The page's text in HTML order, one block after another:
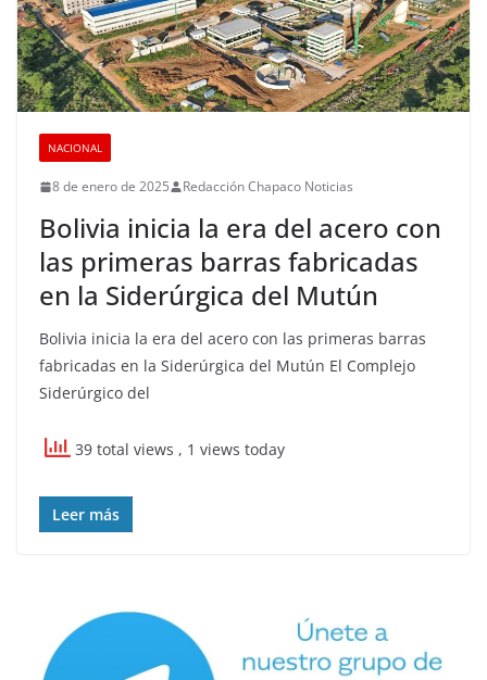
NACIONAL
8 de enero de 2025 Redacción Chapaco Noticias
Bolivia inicia la era del acero con
las primeras barras fabricadas
en la Siderúrgica del Mutún
Bolivia inicia la era del acero con las primeras barras
fabricadas en la Siderúrgica del Mutún El Complejo
Siderúrgico del
39 total views , 1 views today
Leer más